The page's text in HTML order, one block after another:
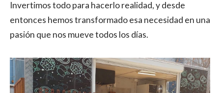
Invertimos todo para hacerlo realidad, y desde
entonces hemos transformado esa necesidad en una
pasión que nos mueve todos los días.